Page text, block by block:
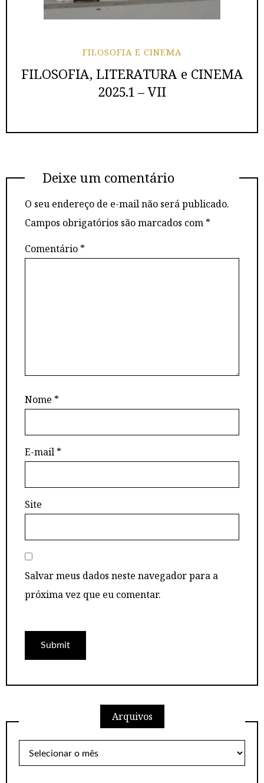
FILOSOFIA E CINEMA
FILOSOFIA, LITERATURA e CINEMA
2025.1 – VII
Deixe um comentário
O seu endereço de e-mail não será publicado.
Campos obrigatórios são marcados com *
Comentário *
Nome *
E-mail *
Site
Salvar meus dados neste navegador para a
próxima vez que eu comentar.
Arquivos
Arquivos